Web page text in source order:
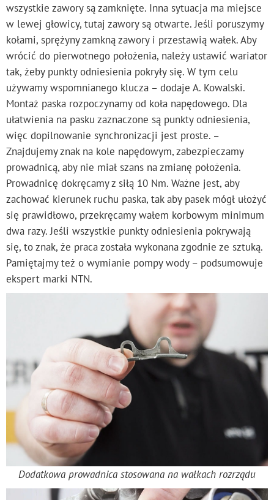
wszystkie zawory są zamknięte. Inna sytuacja ma miejsce
w lewej głowicy, tutaj zawory są otwarte. Jeśli poruszymy
kołami, sprężyny zamkną zawory i przestawią wałek. Aby
wrócić do pierwotnego położenia, należy ustawić wariator
tak, żeby punkty odniesienia pokryły się. W tym celu
używamy wspomnianego klucza – dodaje A. Kowalski.
Montaż paska rozpoczynamy od koła napędowego. Dla
ułatwienia na pasku zaznaczone są punkty odniesienia,
więc dopilnowanie synchronizacji jest proste. –
Znajdujemy znak na kole napędowym, zabezpieczamy
prowadnicą, aby nie miał szans na zmianę położenia.
Prowadnicę dokręcamy z siłą 10 Nm. Ważne jest, aby
zachować kierunek ruchu paska, tak aby pasek mógł ułożyć
się prawidłowo, przekręcamy wałem korbowym minimum
dwa razy. Jeśli wszystkie punkty odniesienia pokrywają
się, to znak, że praca została wykonana zgodnie ze sztuką.
Pamiętajmy też o wymianie pompy wody – podsumowuje
ekspert marki NTN.
Dodatkowa prowadnica stosowana na wałkach rozrządu